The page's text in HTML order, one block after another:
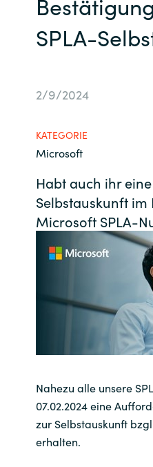
IT Campus -
Karriere
Channel
SPLA-
2/9/2024
KATEGORIE
Microsoft
Habt auch ihr
Selbstauskunft im
Microsoft SPLA-
Nahezu alle unsere
07.02.2024 eine
zur Selbstauskunft
erhalten.